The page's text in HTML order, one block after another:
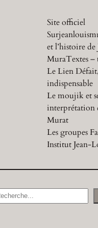
Site officiel
et l’histoire
MuraTextes –
Le Lien
indispensable
Le moujik et
interprétation
Murat
Les groupes
Institut Jean-